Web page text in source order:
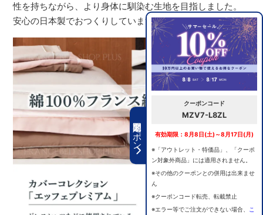
期間限定クーポン
クーポンコード
MZV7-L8ZL
有効期限：8月8日(土)～8月17日(月)
※「アウトレット・特価品」、「クーポ
ン対象外商品」には適用されません。
※その他のクーポンとの併用は出来ませ
ん
※クーポンコード転売、転載禁止
※エラー等でご注文ができない場合、
こ
性を持ちながら、より身体に馴染む生地を目指しました。
安心の日本製でおつくりしています。